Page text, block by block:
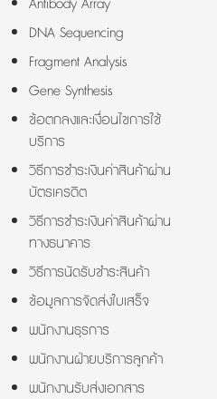
Antibody Array
DNA Sequencing
Fragment Analysis
Gene Synthesis
ข้อตกลงและเงื่อนไขการใช้
บริการ
วิธีการชำระเงินค่าสินค้าผ่าน
บัตรเครดิต
วิธีการชำระเงินค่าสินค้าผ่าน
ทางธนาคาร
วิธีการนัดรับชำระสินค้า
ข้อมูลการจัดส่งใบเสร็จ
พนักงานธุรการ
พนักงานฝ่ายบริการลูกค้า
พนักงานรับส่งเอกสาร